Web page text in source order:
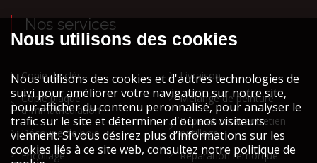
Nos services
Copie de clés
Copie plaque
d'immatriculation
Découpe de bois
Encollage
Livraison
Mélange de peinture
Réparation et entretien
outillage
Réparation remorque